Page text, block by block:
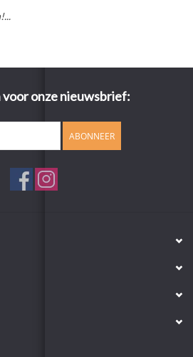
voor onze nieuwsbrief:
ABONNEER